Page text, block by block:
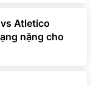
Atletico
nặng cho